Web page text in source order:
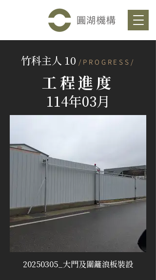
竹科主人 10 /PROGRESS/
工程進度
114年03月
20250305_大門及圍籬浪板裝設